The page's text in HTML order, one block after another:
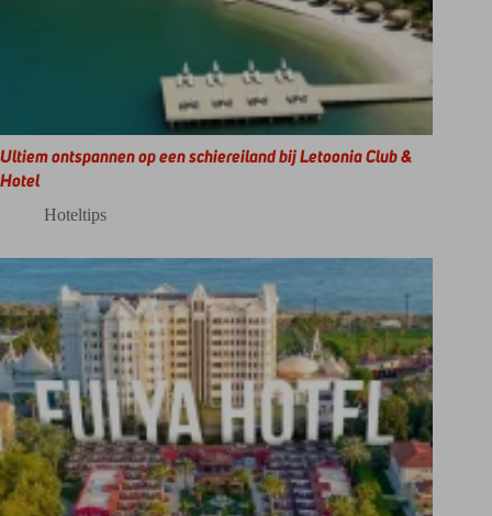
Ultiem ontspannen op een schiereiland bij Letoonia Club &
Hotel
Hoteltips